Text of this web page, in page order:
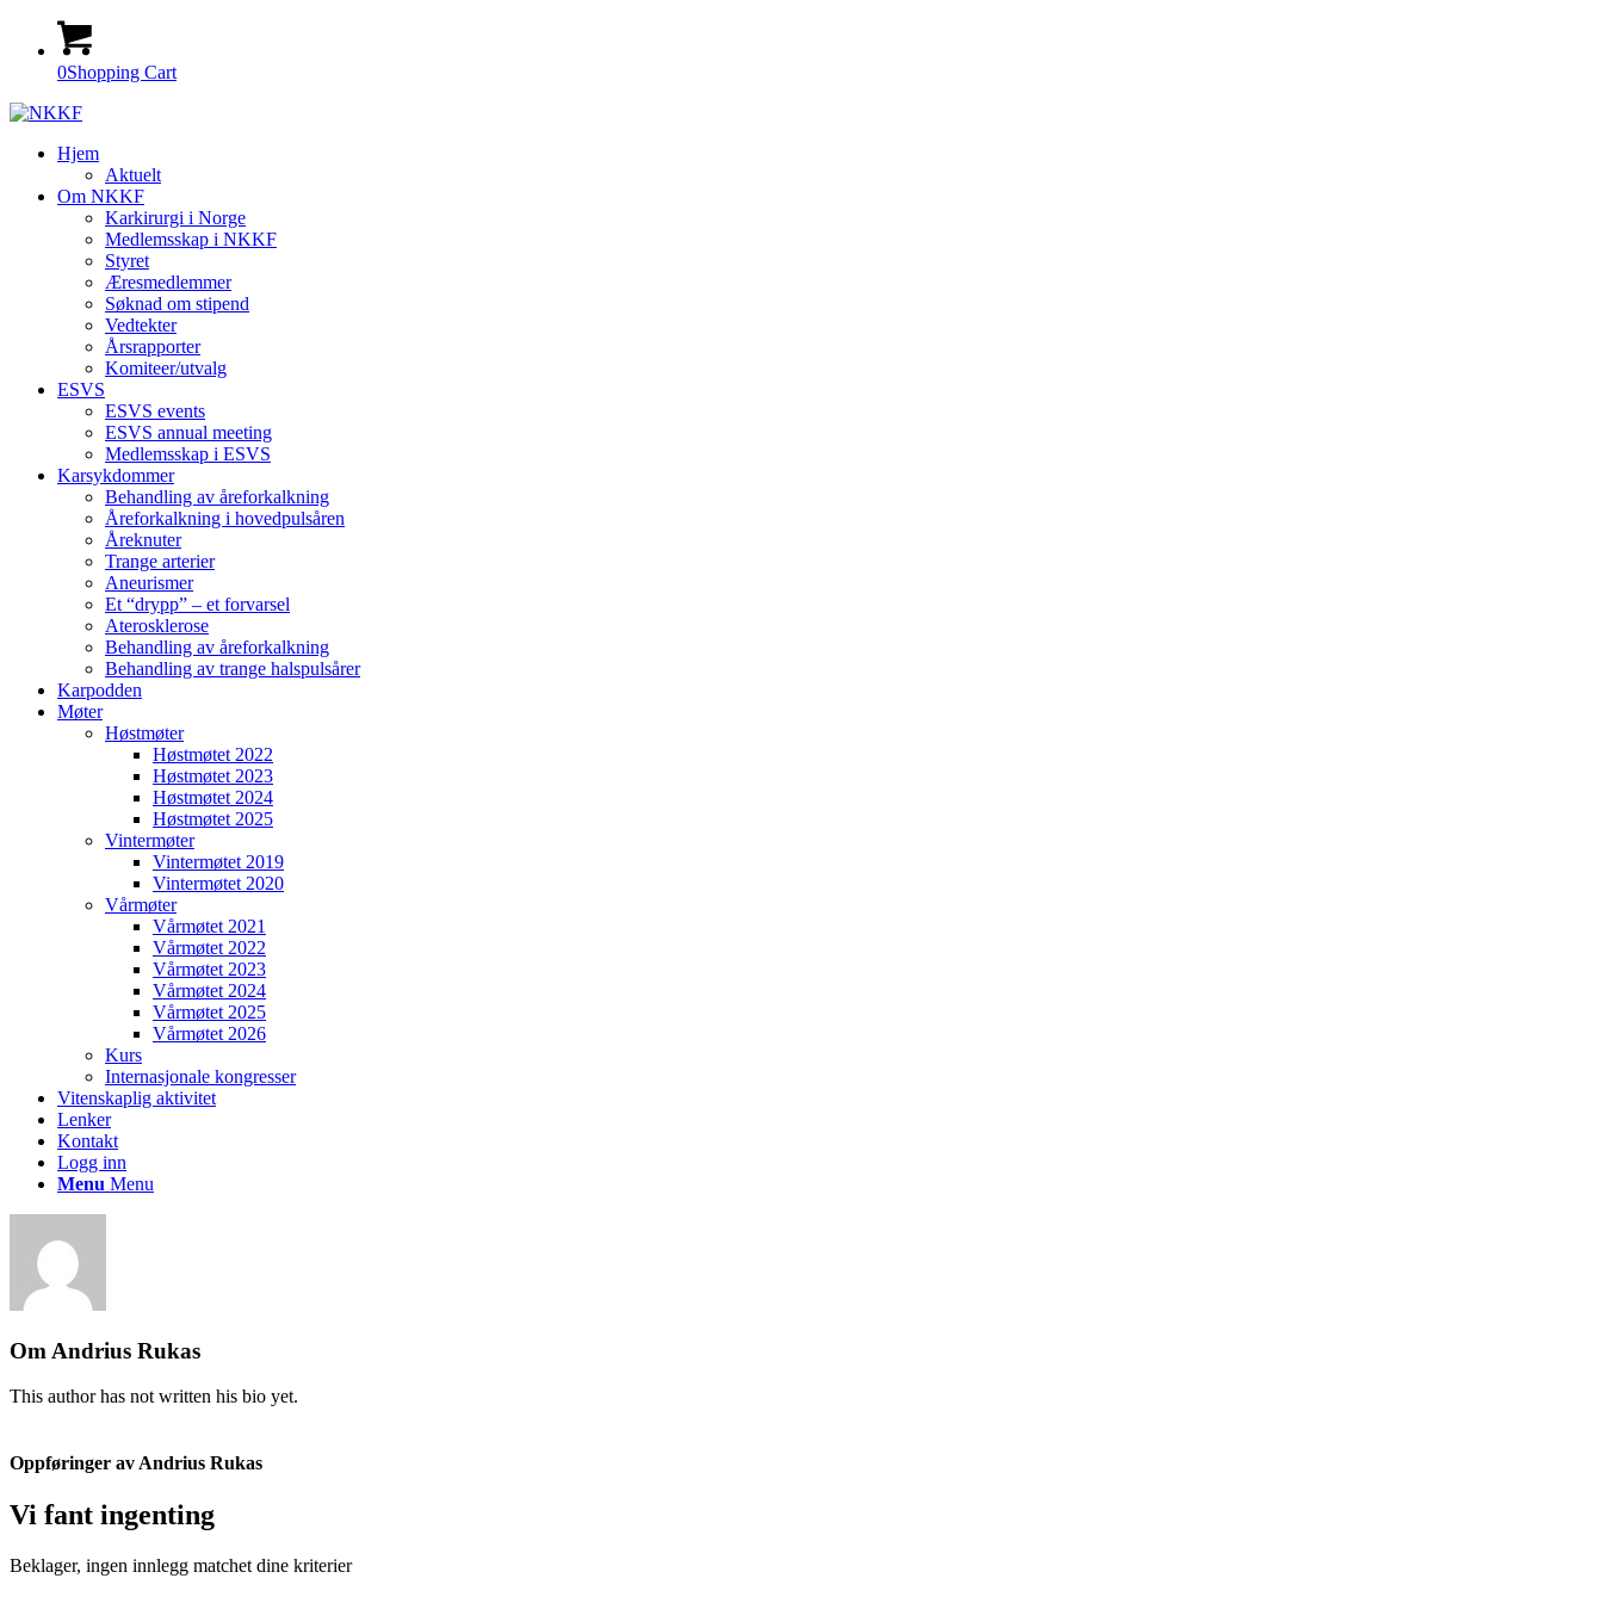
0Shopping Cart
Hjem
Aktuelt
Om NKKF
Karkirurgi i Norge
Medlemsskap i NKKF
Styret
Æresmedlemmer
Søknad om stipend
Vedtekter
Årsrapporter
Komiteer/utvalg
ESVS
ESVS events
ESVS annual meeting
Medlemsskap i ESVS
Karsykdommer
Behandling av åreforkalkning
Åreforkalkning i hovedpulsåren
Åreknuter
Trange arterier
Aneurismer
Et “drypp” – et forvarsel
Aterosklerose
Behandling av åreforkalkning
Behandling av trange halspulsårer
Karpodden
Møter
Høstmøter
Høstmøtet 2022
Høstmøtet 2023
Høstmøtet 2024
Høstmøtet 2025
Vintermøter
Vintermøtet 2019
Vintermøtet 2020
Vårmøter
Vårmøtet 2021
Vårmøtet 2022
Vårmøtet 2023
Vårmøtet 2024
Vårmøtet 2025
Vårmøtet 2026
Kurs
Internasjonale kongresser
Vitenskaplig aktivitet
Lenker
Kontakt
Logg inn
Menu Menu
Om Andrius Rukas
This author has not written his bio yet.
Oppføringer av Andrius Rukas
Vi fant ingenting
Beklager, ingen innlegg matchet dine kriterier